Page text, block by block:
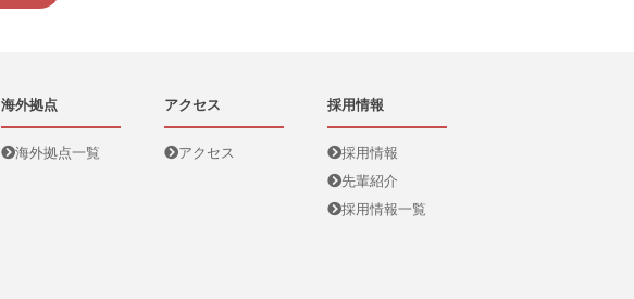
海外拠点
海外拠点一覧
アクセス
アクセス
採用情報
採用情報
先輩紹介
採用情報一覧